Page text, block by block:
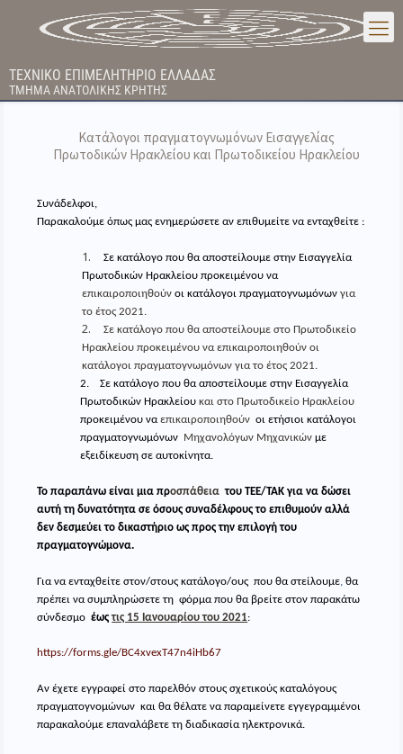
ΤΕΧΝΙΚΟ ΕΠΙΜΕΛΗΤΗΡΙΟ ΕΛΛΑΔΑΣ
ΤΜΗΜΑ ΑΝΑΤΟΛΙΚΗΣ ΚΡΗΤΗΣ
Κατάλογοι πραγματογνωμόνων Εισαγγελίας
Πρωτοδικών Ηρακλείου και Πρωτοδικείου Ηρακλείου
Συνάδελφοι,
Παρακαλούμε όπως μας ενημερώσετε αν επιθυμείτε να ενταχθείτε :
1.
Σε κατάλογο που θα αποστείλουμε στην Εισαγγελία
Πρωτοδικών Ηρακλείου προκειμένου να
επικαιροποιηθούν οι κατάλογοι πραγματογνωμόνων για
το έτος 2021.
2.
Σε κατάλογο που θα αποστείλουμε στο Πρωτοδικείο
Ηρακλείου προκειμένου να επικαιροποιηθούν οι
κατάλογοι πραγματογνωμόνων για το έτος 2021.
2.
Σε κατάλογο που θα αποστείλουμε στην Εισαγγελία
Πρωτοδικών Ηρακλείουκαι στο Πρωτοδικείο Ηρακλείου
προκειμένου ναεπικαιροποιηθούν οι ετήσιοι κατάλογοι
πραγματογνωμόνων Μηχανολόγων Μηχανικών με
εξειδίκευση σε αυτοκίνητα.
Το παραπάνω είναι μια προσπάθεια του ΤΕΕ/ΤΑΚ για να δώσει
αυτή τη δυνατότητα σε όσους συναδέλφους το επιθυμούν αλλά
δεν δεσμεύει το δικαστήριο ως προς την επιλογή του
πραγματογνώμονα.
Για να ενταχθείτε στον/στους κατάλογο/ους που θα στείλουμε, θα
πρέπει να συμπληρώσετε τη φόρμα που θα βρείτε στον παρακάτω
σύνδεσμοέωςτις 15 Ιανουαρίου του 2021:
https://forms.gle/BC4xvexT47n4iHb67
Αν έχετε εγγραφεί στο παρελθόν στους σχετικούς καταλόγους
πραγματογνομώνων και θα θέλατε να παραμείνετε εγγεγραμμένοι
παρακαλούμε επαναλάβετε τη διαδικασία ηλεκτρονικά.